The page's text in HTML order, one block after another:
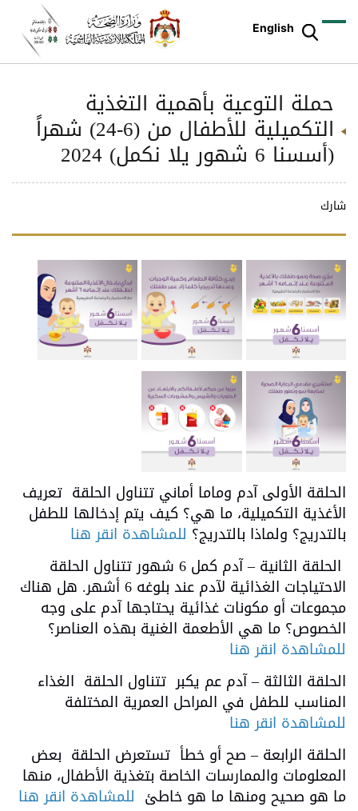
English
حملة التوعية بأهمية التغذية
التكميلية للأطفال من (6-24) شهراً
(أسسنا 6 شهور يلا نكمل) 2024
شارك
الحلقة الأولى آدم وماما أماني تتناول الحلقة تعريف
الأغذية التكميلية، ما هي؟ كيف يتم إدخالها للطفل
بالتدريج؟ ولماذا بالتدريج؟ للمشاهدة انقر هنا
الحلقة الثانية – آدم كمل 6 شهور تتناول الحلقة
الاحتياجات الغذائية لآدم عند بلوغه 6 أشهر. هل هناك
مجموعات أو مكونات غذائية يحتاجها آدم على وجه
الخصوص؟ ما هي الأطعمة الغنية بهذه العناصر؟
للمشاهدة انقر هنا
الحلقة الثالثة – آدم عم يكبر تتناول الحلقة الغذاء
المناسب للطفل في المراحل العمرية المختلفة
للمشاهدة انقر هنا
الحلقة الرابعة – صح أو خطأ تستعرض الحلقة بعض
المعلومات والممارسات الخاصة بتغذية الأطفال، منها
ما هو صحيح ومنها ما هو خاطئ للمشاهدة انقر هنا